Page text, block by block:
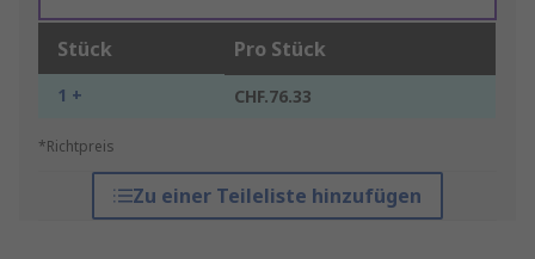
Stück Pro Stück
1 + CHF.76.33
*Richtpreis
Zu einer Teileliste hinzufügen